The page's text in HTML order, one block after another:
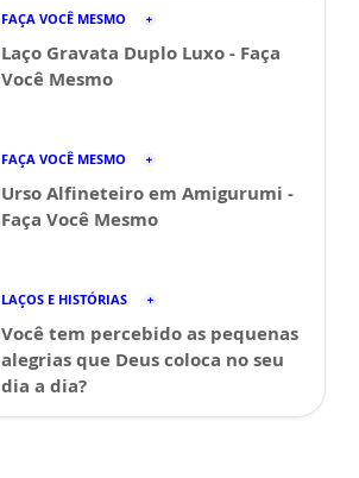
FAÇA VOCÊ MESMO
Laço Gravata Duplo Luxo - Faça
Você Mesmo
FAÇA VOCÊ MESMO
Urso Alfineteiro em Amigurumi -
Faça Você Mesmo
LAÇOS E HISTÓRIAS
Você tem percebido as pequenas
alegrias que Deus coloca no seu
dia a dia?